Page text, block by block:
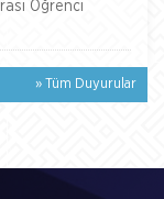
Öğrenci
» Tüm Duyurular